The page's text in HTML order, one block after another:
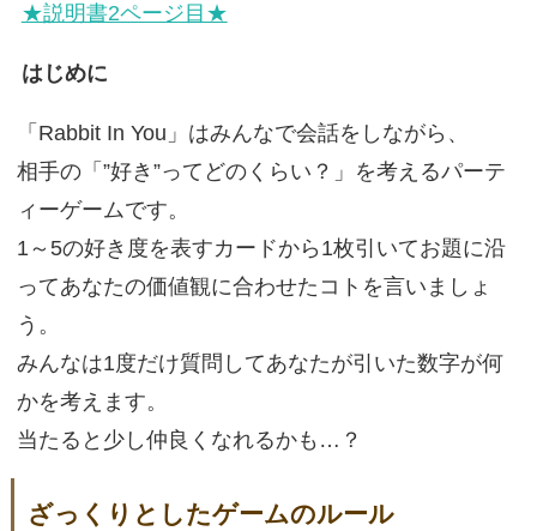
★説明書2ページ目★
はじめに
「Rabbit In You」はみんなで会話をしながら、
相手の「”好き”ってどのくらい？」を考えるパーテ
ィーゲームです。
1～5の好き度を表すカードから1枚引いてお題に沿
ってあなたの価値観に合わせたコトを言いましょ
う。
みんなは1度だけ質問してあなたが引いた数字が何
かを考えます。
当たると少し仲良くなれるかも…？
ざっくりとしたゲームのルール